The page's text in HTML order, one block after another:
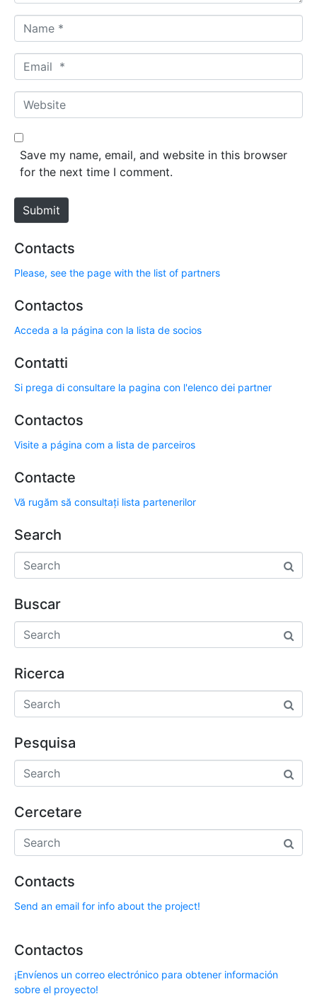
a
m
*
m
a
*
W
e
b
e
Save my name, email, and website in this browser
for the next time I comment.
Submit
Contacts
Please, see the page with the list of partners
Contactos
Acceda a la página con la lista de socios
Contatti
Si prega di consultare la pagina con l'elenco dei partner
Contactos
Visite a página com a lista de parceiros
Contacte
Vă rugăm să consultați lista partenerilor
Search
Buscar
Ricerca
Pesquisa
Cercetare
Contacts
Send an email for info about the project!
Contactos
¡Envíenos un correo electrónico para obtener información
sobre el proyecto!